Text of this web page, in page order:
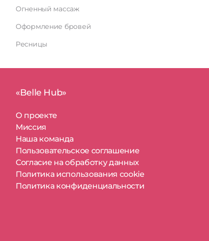
Огненный массаж
Оформление бровей
Ресницы
«Belle Hub»
О проекте
Миссия
Наша команда
Пользовательское соглашение
Согласие на обработку данных
Политика использования cookie
Политика конфиденциальности